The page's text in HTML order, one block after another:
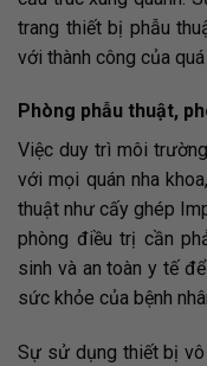
trang thiết bị phẫu
với thành công của
Phòng phẫu thuật,
Việc duy trì môi
với mọi quán nha
thuật như cấy ghép
phòng điều trị cần
sinh và an toàn y tế
sức khỏe của bệnh
Sự sử dụng thiết bị